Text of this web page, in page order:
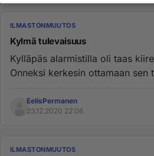
ILMASTONMUUTOS
Kylmä tulevaisuus
Kylläpäs alarmistilla oli taas
Onneksi kerkesin ottamaan sen
EelisPermanen
23.12.2020 22:06
ILMASTONMUUTOS